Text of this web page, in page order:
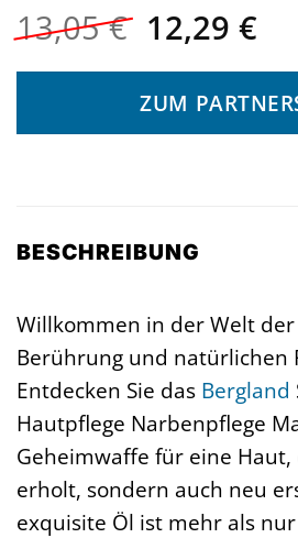
13,05€
Preis
war:
13,05 €
12,29 €
ZUM
BESCHREIBUNG
Willkommen in der Welt
Berührung und natürlichen
Entdecken Sie das Bergland
Hautpflege Narbenpflege
Geheimwaffe für eine
erholt, sondern auch neu
exquisite Öl ist mehr als